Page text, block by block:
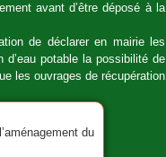
avant d’être déposé à la
de déclarer en mairie les
potable la possibilité de
les ouvrages de récupération
du